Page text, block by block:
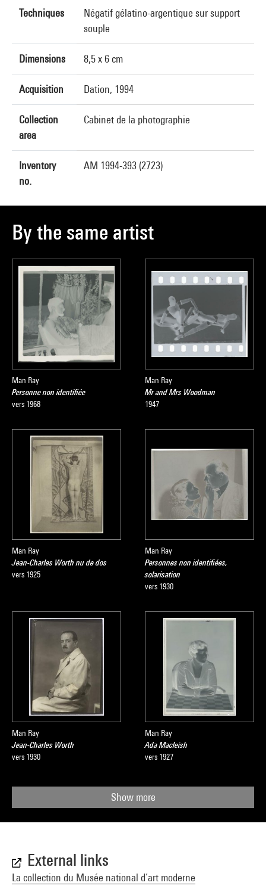
Techniques
Négatif gélatino-argentique sur support
souple
Dimensions 8,5 x 6 cm
Acquisition Dation, 1994
Collection
area
Cabinet de la photographie
Inventory
no.
AM 1994-393 (2723)
By the same artist
Man Ray
Personne non identifiée
vers 1968
Man Ray
Mr and Mrs Woodman
1947
Man Ray
Jean-Charles Worth nu de dos
vers 1925
Man Ray
Personnes non identifiées,
solarisation
vers 1930
Man Ray
Jean-Charles Worth
vers 1930
Man Ray
Ada Macleish
vers 1927
Show more
External links
La collection du Musée national d’art moderne